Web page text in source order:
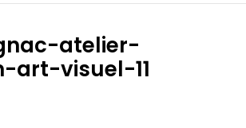
atelier-
art-visuel-11